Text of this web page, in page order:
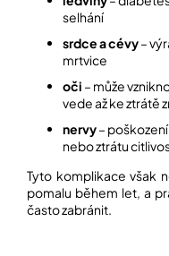
Přihlášení
selhání
srdce a cévy–
mrtvice
oči – může
vede až ke ztrátě
nervy–
nebo ztrátu
Tyto komplikace však
pomalu během let, a
často zabránit.